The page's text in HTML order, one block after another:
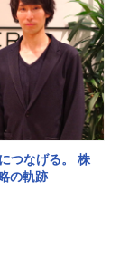
つなげる。 株
の軌跡